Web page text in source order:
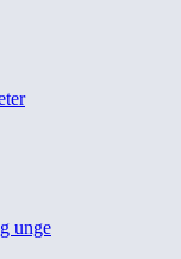
unge